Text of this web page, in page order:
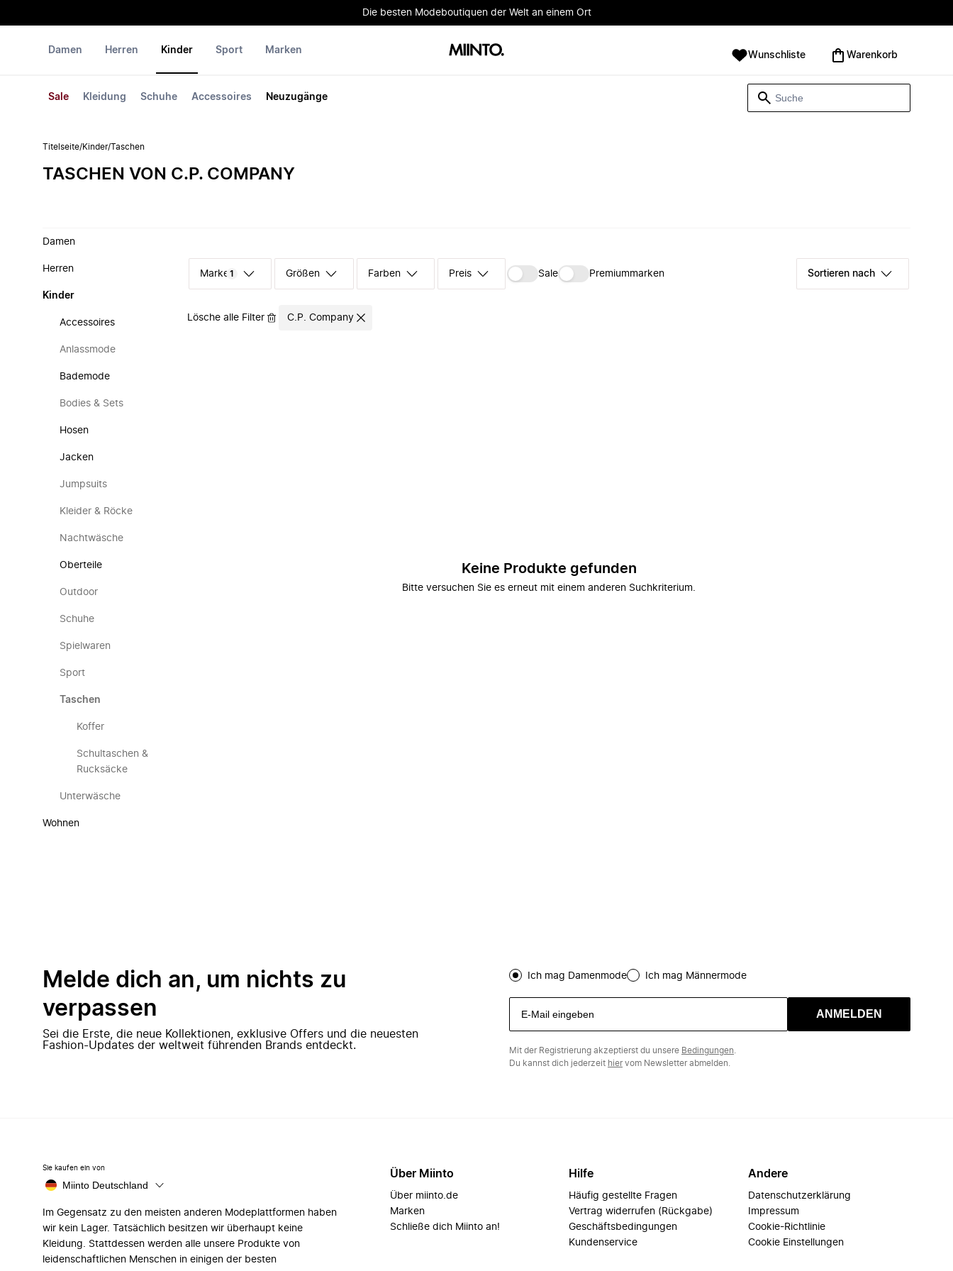
Die besten Modeboutiquen der Welt an einem Ort
Damen Herren Kinder
Sale Kleidung Schuhe Accessoires Neuzugänge
Sport Marken Wunschliste Warenkorb
Titelseite/Kinder/Taschen
TASCHEN VON C.P. COMPANY
Damen
Herren
Kinder
Accessoires
Anlassmode
Bademode
Bodies & Sets
Hosen
Jacken
Jumpsuits
Kleider & Röcke
Nachtwäsche
Oberteile
Outdoor
Schuhe
Spielwaren
Sport
Taschen
Koffer
Schultaschen &
Rucksäcke
Unterwäsche
Wohnen
Marke 1 Größen Farben Preis Sale Premiummarken Sortieren nach
Lösche alle Filter C.P. Company
Keine Produkte gefunden
Bitte versuchen Sie es erneut mit einem anderen Suchkriterium.
Melde dich an, um nichts zu
verpassen
Sei die Erste, die neue Kollektionen, exklusive Offers und die neuesten
Fashion-Updates der weltweit führenden Brands entdeckt.
Ich mag Damenmode Ich mag Männermode
ANMELDEN
Mit der Registrierung akzeptierst du unsere Bedingungen
Du kannst dich jederzeit hiervom Newsletter abmelden.
Sie kaufen ein von
Miinto Deutschland
Im Gegensatz zu den meisten anderen Modeplattformen haben
wir kein Lager. Tatsächlich besitzen wir überhaupt keine
Kleidung. Stattdessen werden alle unsere Produkte von
leidenschaftlichen Menschen in einigen der besten
Über Miinto
Über miinto.de
Marken
Schließe dich Miinto an!
Hilfe
Häufig gestellte Fragen
Vertrag widerrufen (Rückgabe)
Geschäftsbedingungen
Kundenservice
Andere
Datenschutzerklärung
Impressum
Cookie-Richtlinie
Cookie Einstellungen